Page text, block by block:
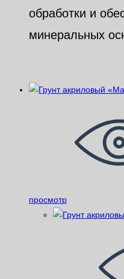
обработки и
минеральных
просмотр